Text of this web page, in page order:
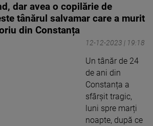
dar avea o copilărie de
tânărul salvamar care a murit
din Constanța
12-12-2023 | 19:18
Un tânăr de 24
de ani din
Constanța a
sfârșit tragic,
luni spre marți
noapte, după ce